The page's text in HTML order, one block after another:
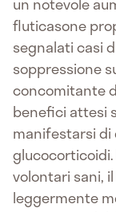
fluticasone
segnalati casi
soppressione
concomitante
benefici attesi
manifestarsi
volontari sani,
leggermente